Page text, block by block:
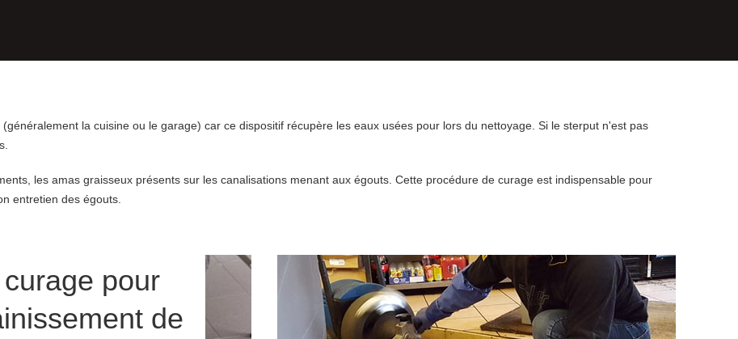
la cuisine ou le garage) car ce dispositif récupère les eaux usées pour lors du nettoyage. Si le sterput n'est pas
les amas graisseux présents sur les canalisations menant aux égouts. Cette procédure de curage est indispensable pour
entretien des égouts.
pour
de